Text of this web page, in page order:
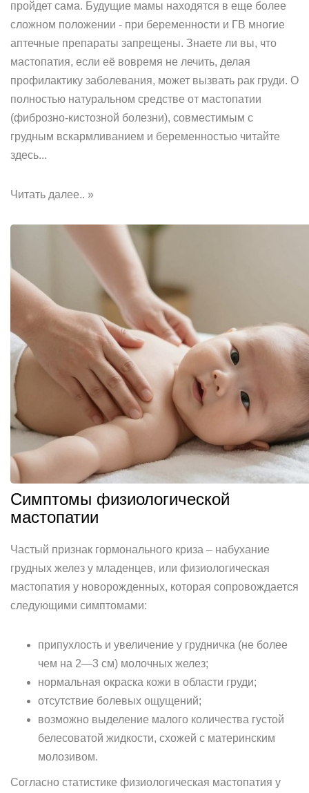
пройдет сама. Будущие мамы находятся в еще более
сложном положении - при беременности и ГВ многие
аптечные препараты запрещены. Знаете ли вы, что
мастопатия, если её вовремя не лечить, делая
профилактику заболевания, может вызвать рак груди. О
полностью натуральном средстве от мастопатии
(фиброзно-кистозной болезни), совместимым с
грудным вскармливанием и беременностью читайте
здесь...
Читать далее.. »
Симптомы физиологической
мастопатии
Частый признак гормонального криза – набухание
грудных желез у младенцев, или физиологическая
мастопатия у новорожденных, которая сопровождается
следующими симптомами:
припухлость и увеличение у грудничка (не более
чем на 2—3 см) молочных желез;
нормальная окраска кожи в области груди;
отсутствие болевых ощущений;
возможно выделение малого количества густой
белесоватой жидкости, схожей с материнским
молозивом.
Согласно статистике физиологическая мастопатия у